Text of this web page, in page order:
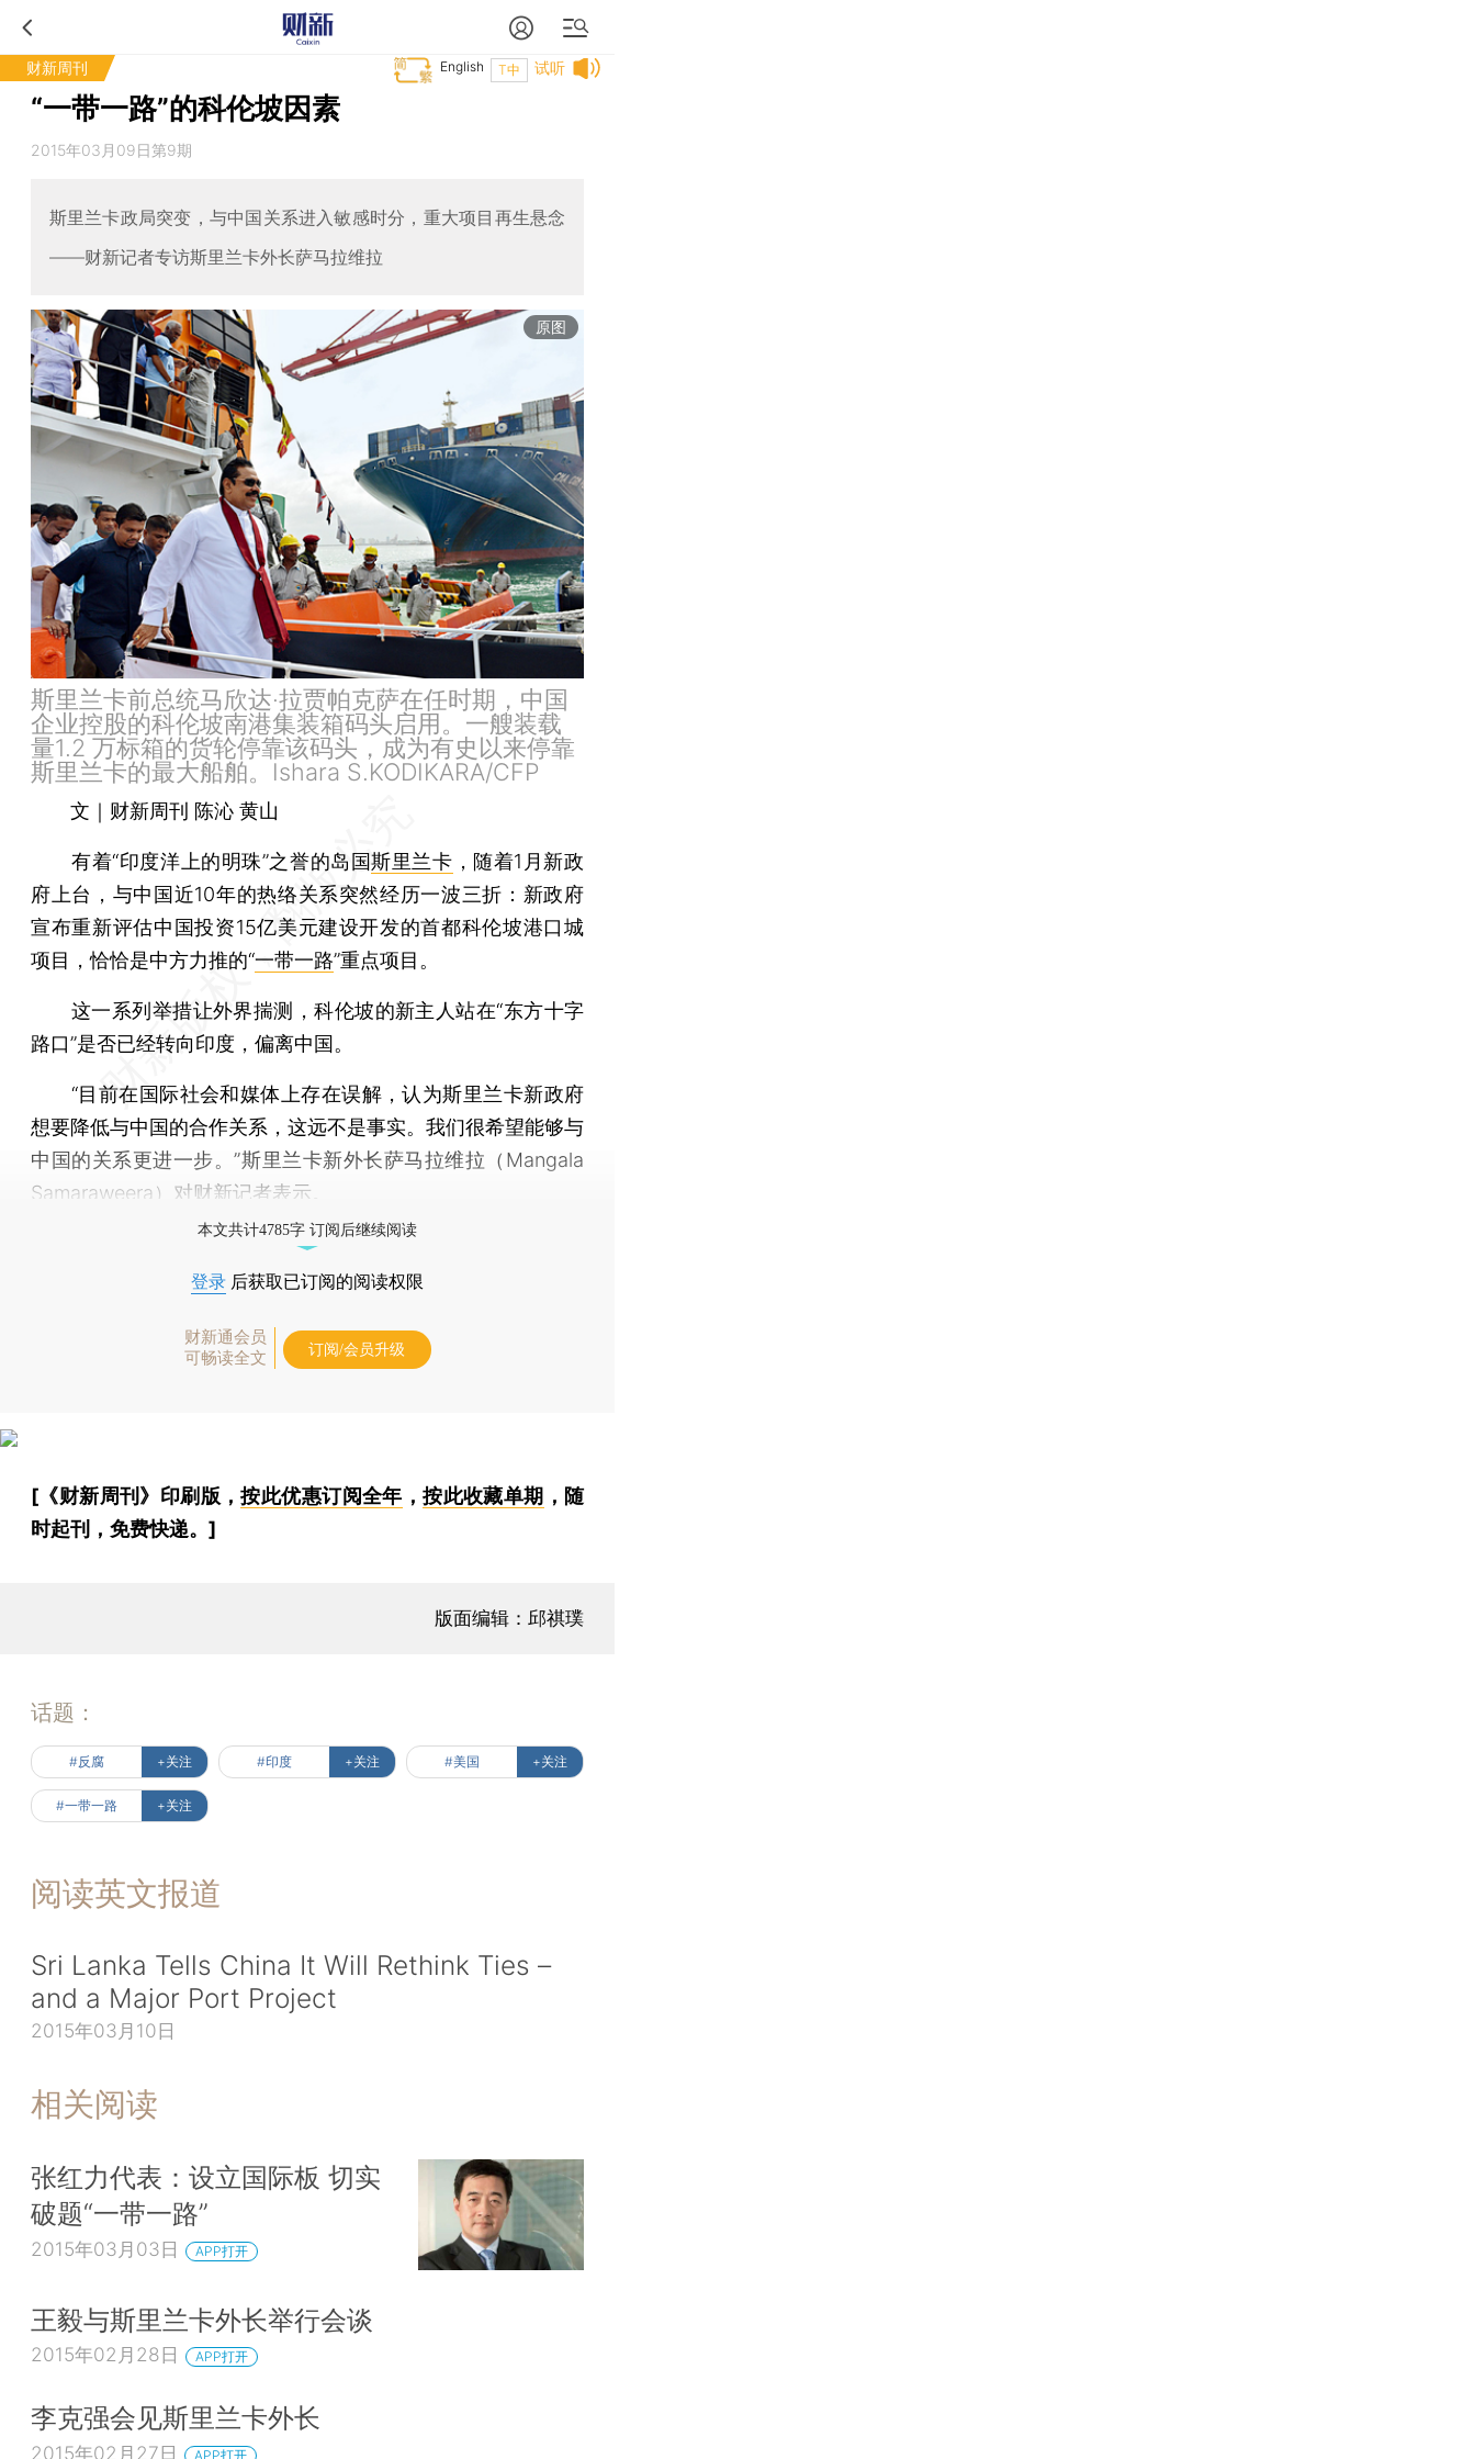
财新周刊 试听
T中
English
“一带一路”的科伦坡因素
2015年03月09日第9期
斯里兰卡政局突变，与中国关系进入敏感时分，重大项目再生悬念
——财新记者专访斯里兰卡外长萨马拉维拉
原图
斯里兰卡前总统马欣达·拉贾帕克萨在任时期，中国
企业控股的科伦坡南港集装箱码头启用。一艘装载
量1.2 万标箱的货轮停靠该码头，成为有史以来停靠
斯里兰卡的最大船舶。Ishara S.KODIKARA/CFP
文｜财新周刊 陈沁 黄山
有着“印度洋上的明珠”之誉的岛国斯里兰卡 ，随着1月新政
府上台，与中国近10年的热络关系突然经历一波三折：新政府
宣布重新评估中国投资15亿美元建设开发的首都科伦坡港口城
项目，恰恰是中方力推的“一带一路”重点项目。
这一系列举措让外界揣测，科伦坡的新主人站在“东方十字
路口”是否已经转向印度，偏离中国。
“目前在国际社会和媒体上存在误解，认为斯里兰卡新政府
想要降低与中国的合作关系，这远不是事实。我们很希望能够与
中国的关系更进一步。”斯里兰卡新外长萨马拉维拉（Mangala
Samaraweera）对财新记者表示。
本文共计4785字 订阅后继续阅读
登录 后获取已订阅的阅读权限
财新通会员
可畅读全文
订阅/会员升级
[《财新周刊》印刷版，按此优惠订阅全年 ，按此收藏单期 ，随
时起刊，免费快递。]
版面编辑：邱祺璞
话题：
#反腐 +关注 #印度 +关注 #美国 +关注
#一带一路 +关注
阅读英文报道
Sri Lanka Tells China It Will Rethink Ties –
and a Major Port Project
2015年03月10日
相关阅读
张红力代表：设立国际板 切实
破题“一带一路”
2015年03月03日 APP打开
王毅与斯里兰卡外长举行会谈
2015年02月28日 APP打开
李克强会见斯里兰卡外长
2015年02月27日 APP打开